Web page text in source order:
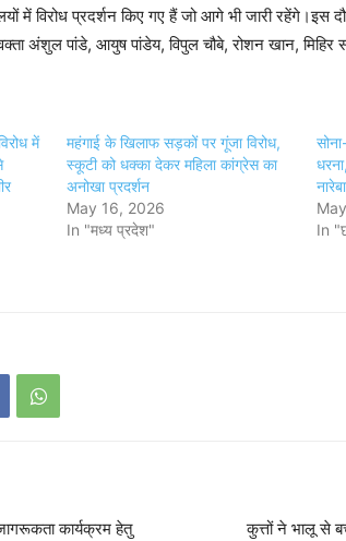
में विरोध प्रदर्शन किए गए हैं जो आगे भी जारी रहेंगे।इस
अंशुल पांडे, आयुष पांडेय, विपुल चौबे, रोशन खान, मिहिर
में
महंगाई के खिलाफ सड़कों पर गूंजा विरोध,
स्कूटी को धक्का देकर महिला कांग्रेस का
अनोखा प्रदर्शन
May 16, 2026
In "मध्य प्रदेश"
In
कार्यक्रम हेतु
कुत्तों ने भालू से